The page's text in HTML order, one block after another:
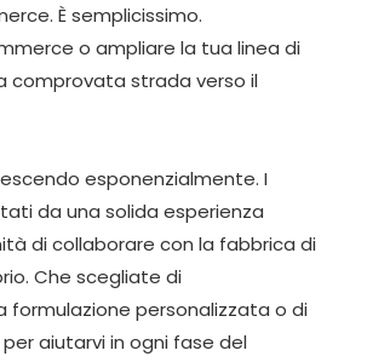
È semplicissimo.
o ampliare la tua linea di
comprovata strada verso il
esponenzialmente. I
da una solida esperienza
di collaborare con la fabbrica di
Che scegliate di
formulazione personalizzata o di
aiutarvi in ​​ogni fase del